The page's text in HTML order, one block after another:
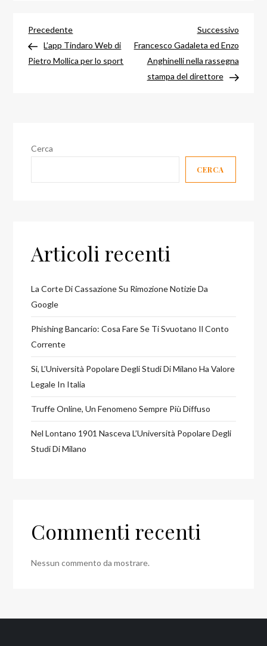
Navigazione
articoli
Articolo
precedente
Precedente
L’app Tindaro Web di
Pietro Mollica per lo sport
Successivo
Francesco Gadaleta ed Enzo
Anghinelli nella rassegna
stampa del direttore
Cerca
CERCA
Articoli recenti
La Corte Di Cassazione Su Rimozione Notizie Da
Google
Phishing Bancario: Cosa Fare Se Ti Svuotano Il Conto
Corrente
Si, L’Università Popolare Degli Studi Di Milano Ha Valore
Legale In Italia
Truffe Online, Un Fenomeno Sempre Più Diffuso
Nel Lontano 1901 Nasceva L’Università Popolare Degli
Studi Di Milano
Commenti recenti
Nessun commento da mostrare.